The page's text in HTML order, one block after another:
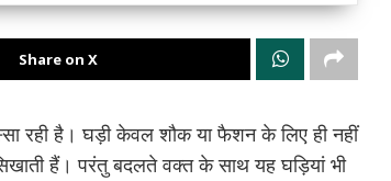
Share on X
रही है। घड़ी केवल शौक या फैशन के लिए ही नहीं
हैं। परंतु बदलते वक्त के साथ यह घड़ियां भी